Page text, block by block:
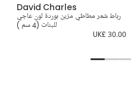
David Charles
رباط شعر مطاطي مزين بوردة لون عاجي
للبنات (4 سم )
UK£ 30.00